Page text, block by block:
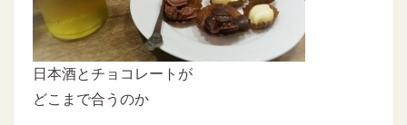
日本酒とチョコレートが
どこまで合うのか